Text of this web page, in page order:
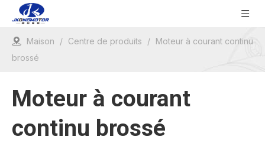
Maison / Centre de produits / Moteur à courant continu
brossé
Moteur à courant
continu brossé